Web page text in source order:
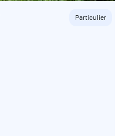
Particulier